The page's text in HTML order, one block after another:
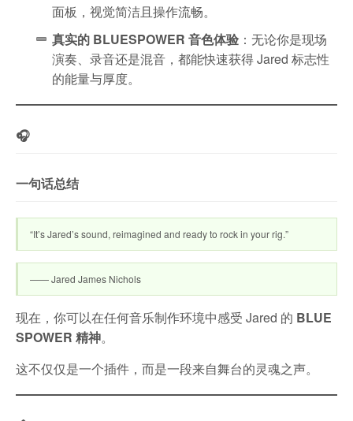
面板，视觉简洁且操作流畅。
真实的 BLUESPOWER 音色体验 ：无论你是现场
演奏、录音还是混音，都能快速获得 Jared 标志性
的能量与厚度。
🎧
一句话总结
“It’s Jared’s sound, reimagined and ready to rock in your rig.”
—— Jared James Nichols
现在，你可以在任何音乐制作环境中感受 Jared 的 BLUE
SPOWER 精神。
这不仅仅是一个插件，而是一段来自舞台的灵魂之声。